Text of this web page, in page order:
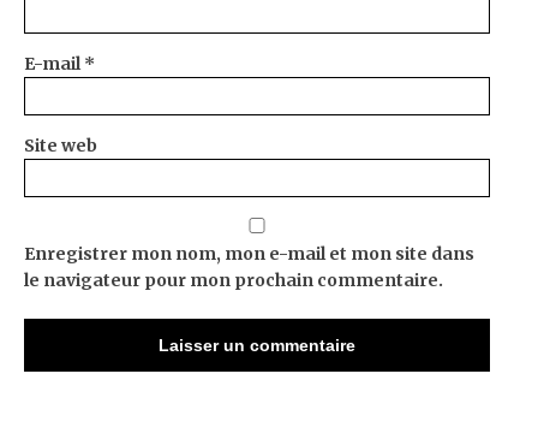
E-mail*
Site web
Enregistrer mon nom, mon e-mail et mon site dans
le navigateur pour mon prochain commentaire.